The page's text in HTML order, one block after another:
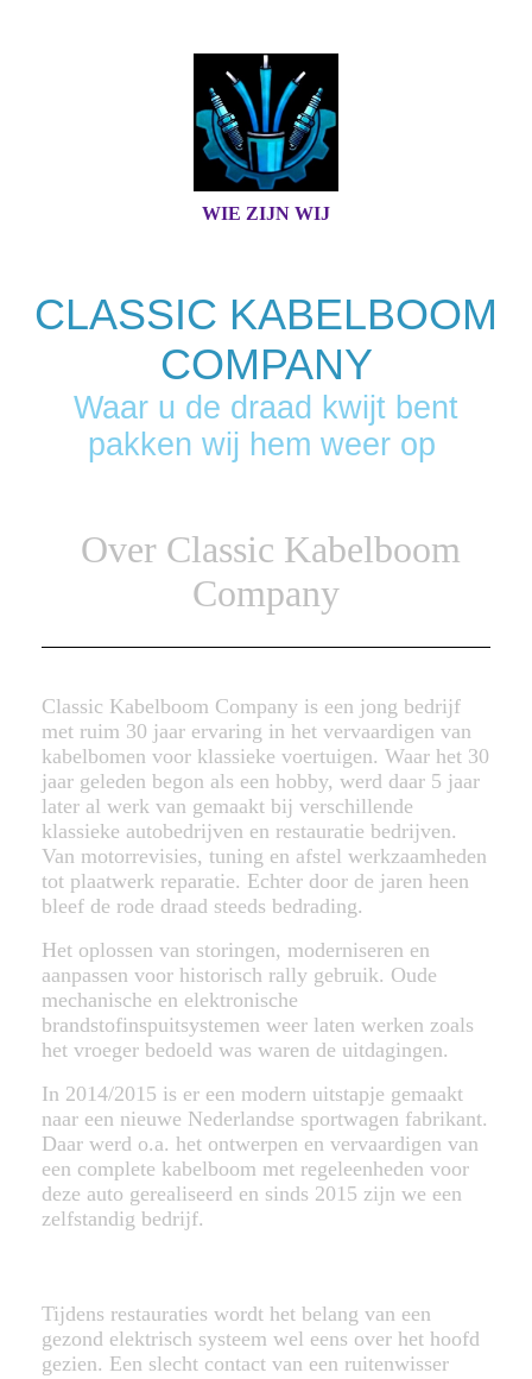
WIE ZIJN WIJ
CLASSIC KABELBOOM
COMPANY
Waar u de draad kwijt bent
pakken wij hem weer op
Over Classic Kabelboom
Company
Classic Kabelboom Company is een jong bedrijf
met ruim 30 jaar ervaring in het vervaardigen van
kabelbomen voor klassieke voertuigen. Waar het 30
jaar geleden begon als een hobby, werd daar 5 jaar
later al werk van gemaakt bij verschillende
klassieke autobedrijven en restauratie bedrijven.
Van motorrevisies, tuning en afstel werkzaamheden
tot plaatwerk reparatie. Echter door de jaren heen
bleef de rode draad steeds bedrading.
Het oplossen van storingen, moderniseren en
aanpassen voor historisch rally gebruik. Oude
mechanische en elektronische
brandstofinspuitsystemen weer laten werken zoals
het vroeger bedoeld was waren de uitdagingen.
In 2014/2015 is er een modern uitstapje gemaakt
naar een nieuwe Nederlandse sportwagen fabrikant.
Daar werd o.a. het ontwerpen en vervaardigen van
een complete kabelboom met regeleenheden voor
deze auto gerealiseerd en sinds 2015 zijn we een
zelfstandig bedrijf.
Tijdens restauraties wordt het belang van een
gezond elektrisch systeem wel eens over het hoofd
gezien. Een slecht contact van een ruitenwisser